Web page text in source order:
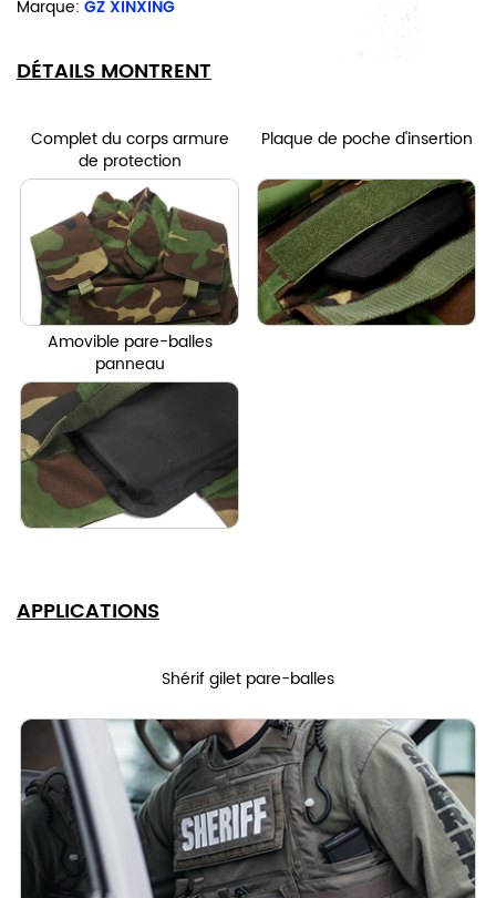
Marque: GZ XINXING
DÉTAILS MONTRENT
Complet du corps armure
de protection
Plaque de poche d'insertion
Amovible pare-balles
panneau
APPLICATIONS
Shérif gilet pare-balles